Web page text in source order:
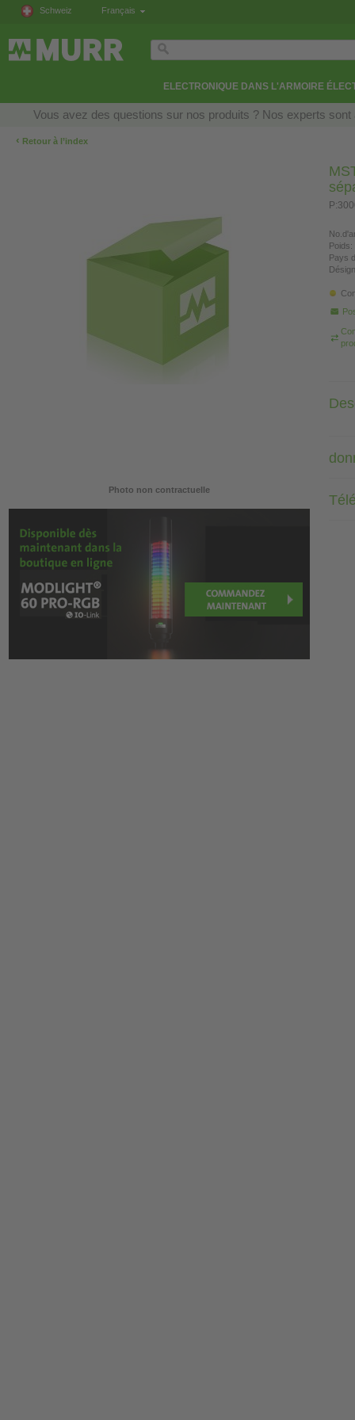
Schweiz Français
ELECTRONIQUE DANS L'ARMOIRE
Vous avez des questions sur nos produits ? Nos experts
‹ Retour à l’index
Photo non contractuelle
Poids:
Pays